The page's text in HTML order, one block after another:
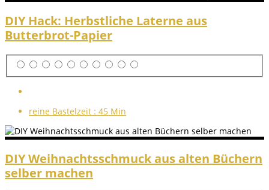
DIY Hack: Herbstliche Laterne aus
Butterbrot-Papier
reine Bastelzeit : 45 Min
DIY Weihnachtsschmuck aus alten Büchern
selber machen